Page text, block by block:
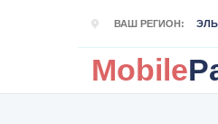
ВАШ РЕГИОН:
Mobile